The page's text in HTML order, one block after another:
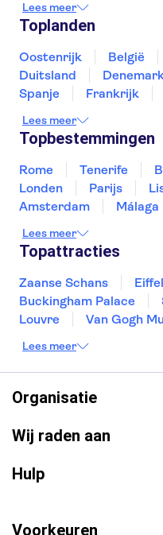
Pergamonmuseum
Sachsenhausen
Friedrichstadt-Palast
Berlin City Pass
DDR Museum Berlijn
Lees meer
Toplanden
Oostenrijk België
Duitsland
Spanje
Frankrijk
Noorwegen
Portugal
Thailand
Tunesië
Lees meer
Topbestemmingen
Rome Tenerife
Londen
Parijs
Amsterdam
Málaga
Den Haag
Haarlem
Leiden
Lees meer
Topattracties
Zaanse Schans
Buckingham Palace
Louvre
Van Gogh
Tower of London
Moulin Rouge
Edinburgh Castle
Alhambra
Lees meer
Organisatie
Wij raden aan
Hulp
Voorkeuren